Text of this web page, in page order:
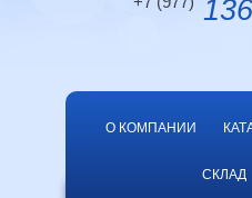
О КОМПАНИИ
СКЛАД